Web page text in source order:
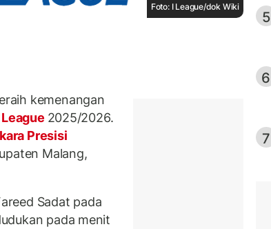
Foto: I League/dok Wiki
kemenangan
2025/2026.
Presisi
Malang,
Sadat pada
pada menit
5
6
7